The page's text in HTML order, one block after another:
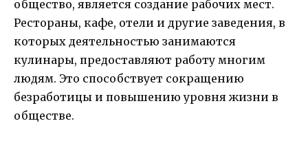
общество, является создание рабочих мест.
Рестораны, кафе, отели и другие заведения, в
которых деятельностью занимаются
кулинары, предоставляют работу многим
людям. Это способствует сокращению
безработицы и повышению уровня жизни в
обществе.